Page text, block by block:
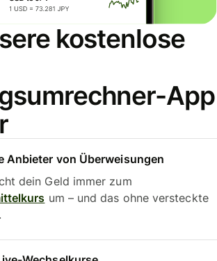
kostenlose
App
Anbieter von Überweisungen
dein Geld immer zum
um – und das ohne versteckte